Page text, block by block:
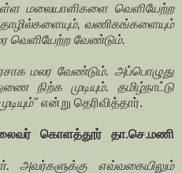
மலையாளிகளை வெளியேற்ற
வணிகங்களையும்
வெளியேற்ற வேண்டும்.
மலர வேண்டும். அப்பொழுது
நிற்க முடியும். தமிழ்நாட்டு
என்று தெரிவித்தார்.
கொளத்தூர் தா.செ.மணி
அவர்களுக்கு எவ்வகையிலும்